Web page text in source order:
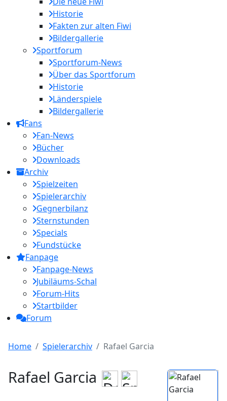
Historie
Fakten zur alten Fiwi
Bildergallerie
Sportforum
Sportforum-News
Über das Sportforum
Historie
Länderspiele
Bildergallerie
Fans
Fan-News
Bücher
Downloads
Archiv
Spielzeiten
Spielerarchiv
Gegnerbilanz
Sternstunden
Specials
Fundstücke
Fanpage
Fanpage-News
Jubiläums-Schal
Forum-Hits
Startbilder
Forum
Home Spielerarchiv Rafael Garcia
Rafael Garcia